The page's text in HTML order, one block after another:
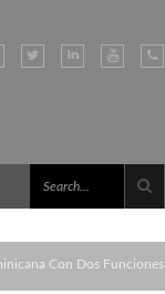
Con Dos Funciones